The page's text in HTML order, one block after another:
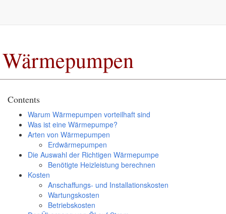
Wärmepumpen
Contents
Warum Wärmepumpen vorteilhaft sind
Was ist eine Wärmepumpe?
Arten von Wärmepumpen
Erdwärmepumpen
Die Auswahl der Richtigen Wärmepumpe
Benötigte Heizleistung berechnen
Kosten
Anschaffungs- und Installationskosten
Wartungskosten
Betriebskosten